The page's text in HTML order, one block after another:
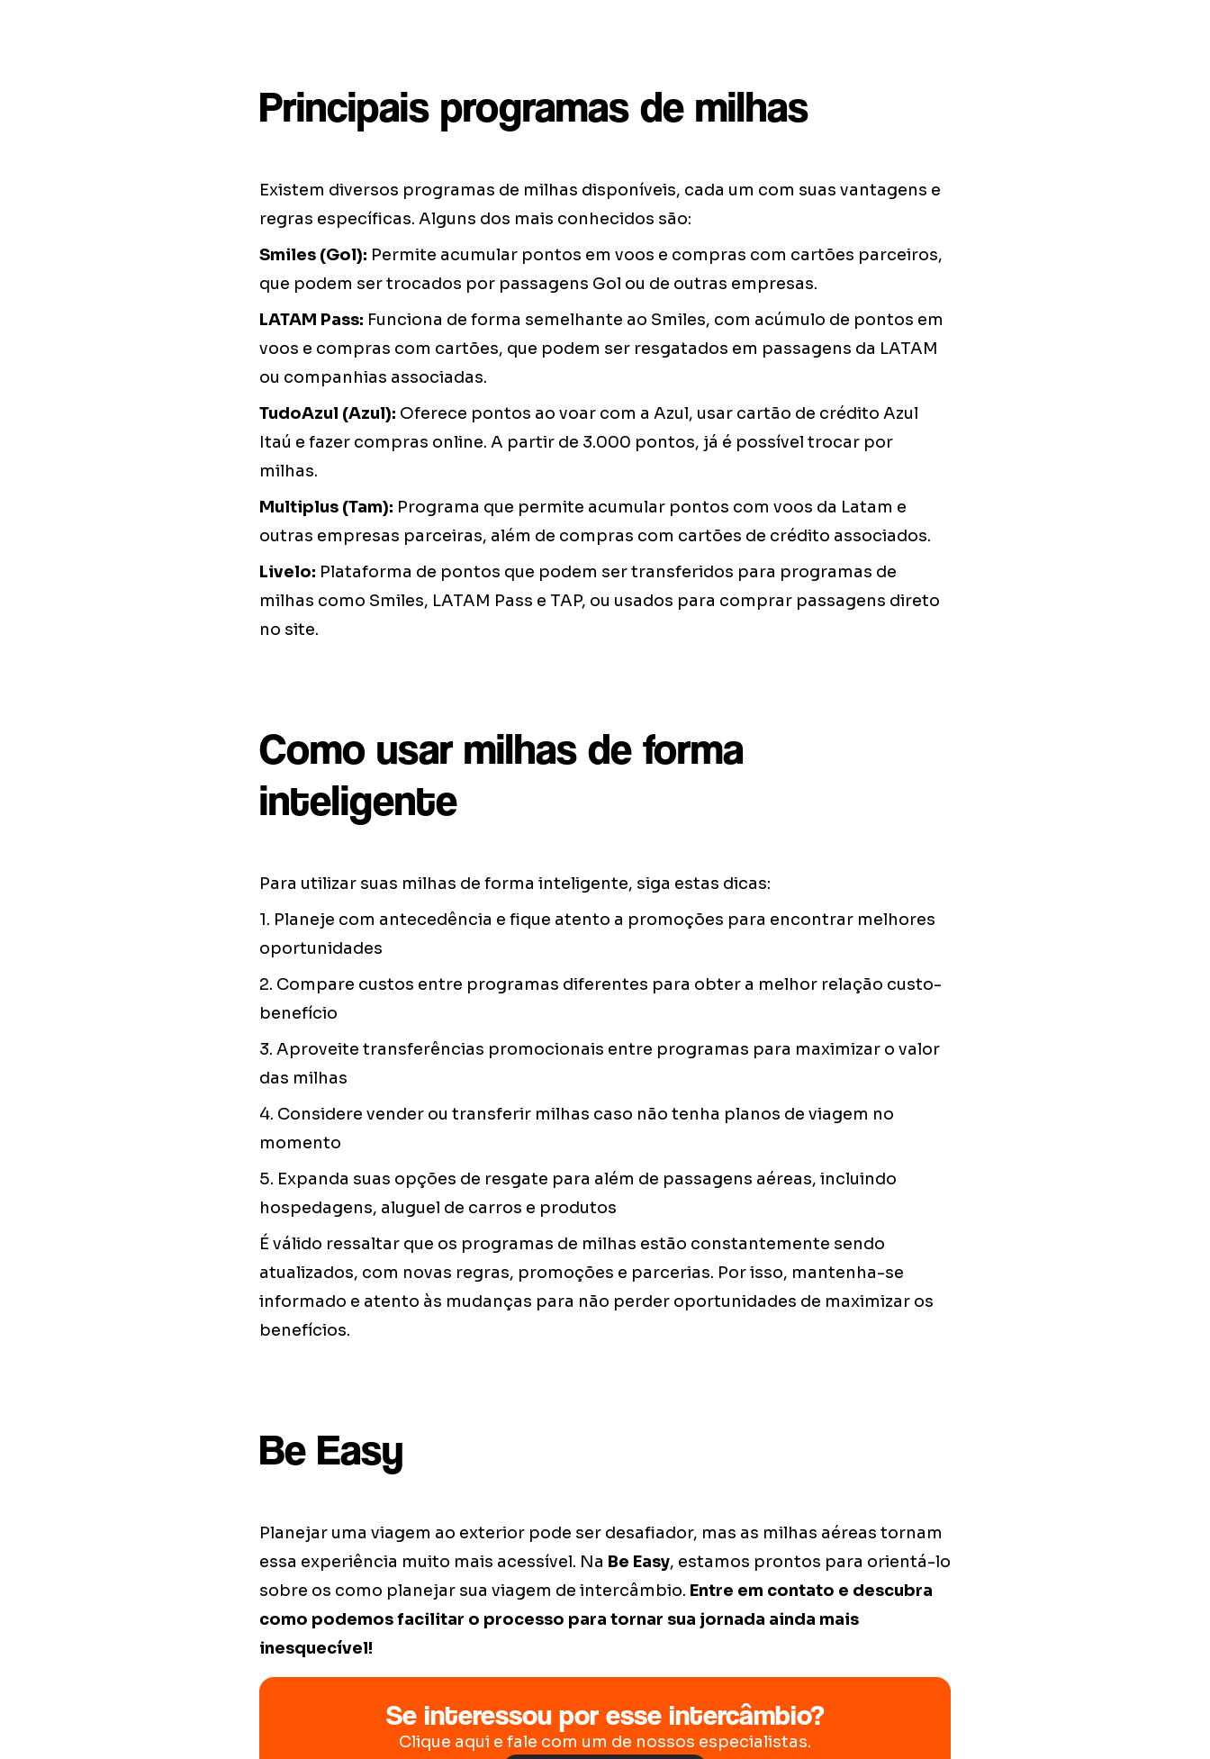
Principais programas de milhas
Existem diversos programas de milhas disponíveis, cada um com suas vantagens e
regras específicas. Alguns dos mais conhecidos são:
Smiles (Gol): Permite acumular pontos em voos e compras com cartões parceiros,
que podem ser trocados por passagens Gol ou de outras empresas.
LATAM Pass: Funciona de forma semelhante ao Smiles, com acúmulo de pontos em
voos e compras com cartões, que podem ser resgatados em passagens da LATAM
ou companhias associadas.
TudoAzul (Azul): Oferece pontos ao voar com a Azul, usar cartão de crédito Azul
Itaú e fazer compras online. A partir de 3.000 pontos, já é possível trocar por
milhas.
Multiplus (Tam): Programa que permite acumular pontos com voos da Latam e
outras empresas parceiras, além de compras com cartões de crédito associados.
Livelo: Plataforma de pontos que podem ser transferidos para programas de
milhas como Smiles, LATAM Pass e TAP, ou usados para comprar passagens direto
no site.
Como usar milhas de forma
inteligente
Para utilizar suas milhas de forma inteligente, siga estas dicas:
1. Planeje com antecedência e fique atento a promoções para encontrar melhores
oportunidades
2. Compare custos entre programas diferentes para obter a melhor relação custo-
benefício
3. Aproveite transferências promocionais entre programas para maximizar o valor
das milhas
4. Considere vender ou transferir milhas caso não tenha planos de viagem no
momento
5. Expanda suas opções de resgate para além de passagens aéreas, incluindo
hospedagens, aluguel de carros e produtos
É válido ressaltar que os programas de milhas estão constantemente sendo
atualizados, com novas regras, promoções e parcerias. Por isso, mantenha-se
informado e atento às mudanças para não perder oportunidades de maximizar os
benefícios.
Be Easy
Planejar uma viagem ao exterior pode ser desafiador, mas as milhas aéreas tornam
essa experiência muito mais acessível. Na Be Easy, estamos prontos para orientá-lo
sobre os como planejar sua viagem de intercâmbio. Entre em contato e descubra
como podemos facilitar o processo para tornar sua jornada ainda mais
inesquecível!
Se interessou por esse intercâmbio?
Clique aqui e fale com um de nossos especialistas.